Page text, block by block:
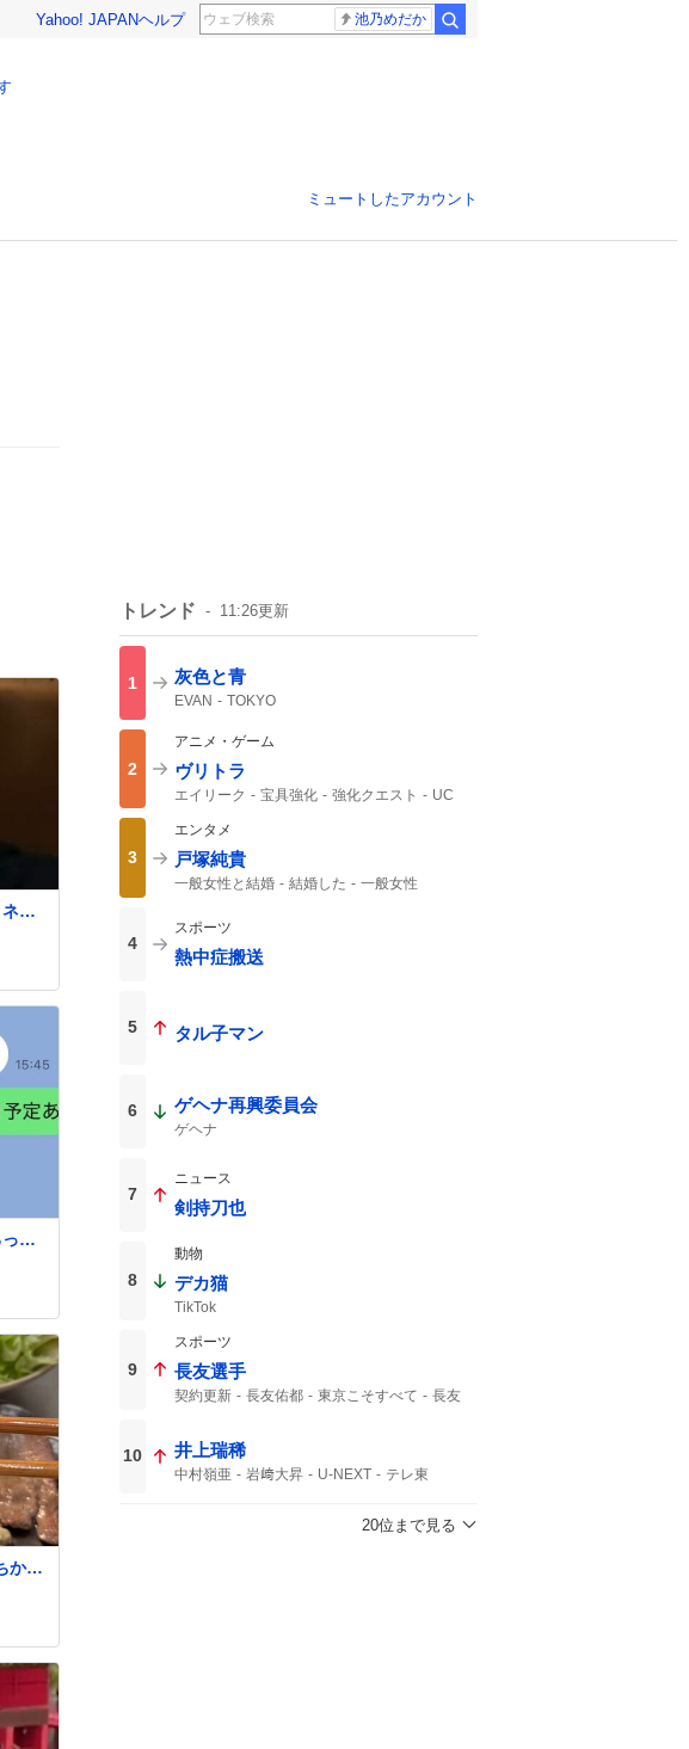
Yahoo! JAPANヘルプ 池乃めだか
ミュートしたアカウント
ー
て
から
あ
トレンド 11:26更新
1 灰色と青
EVAN TOKYO
2
アニメ・ゲーム
ヴリトラ
エイリーク 宝具強化 強化クエスト
UC
3
エンタメ
戸塚純貴
一般女性と結婚 結婚した 一般女性
4
スポーツ
熱中症搬送
5 タル子マン
6 ゲヘナ再興委員会
ゲヘナ
7
ニュース
剣持刀也
8
動物
デカ猫
TikTok
9
スポーツ
長友選手
契約更新 長友佑都 東京こそすべて 長友
10 井上瑞稀
中村嶺亜 岩﨑大昇 U-NEXT
テレ東
20位まで見る